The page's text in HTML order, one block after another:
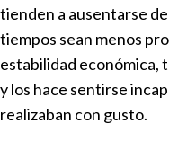
tienden a ausentarse
tiempos sean menos
estabilidad económica,
y los hace sentirse
realizaban con gusto.